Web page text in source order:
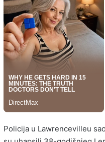
Policija u Lawrencevilleu